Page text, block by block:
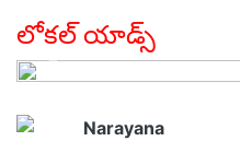
లోకల్ యాడ్స్
Narayana